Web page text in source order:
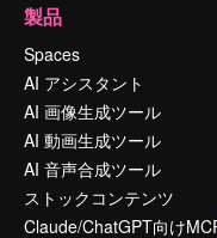
製品
Spaces
AI アシスタント
AI 画像生成ツール
AI 動画生成ツール
AI 音声合成ツール
ストックコンテンツ
Claude/ChatGPT向け